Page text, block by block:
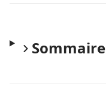
Sommaire